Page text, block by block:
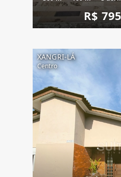
R$
XANGRI-LÁ
Centro